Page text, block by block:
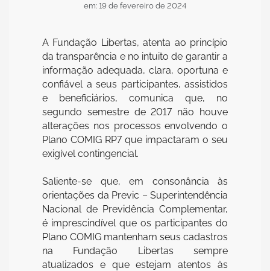
em: 19 de fevereiro de 2024
A Fundação Libertas, atenta ao princípio
da transparência e no intuito de garantir a
informação adequada, clara, oportuna e
confiável a seus participantes, assistidos
e beneficiários, comunica que, no
segundo semestre de 2017 não houve
alterações nos processos envolvendo o
Plano COMIG RP7 que impactaram o seu
exigível contingencial.
Saliente-se que, em consonância às
orientações da Previc – Superintendência
Nacional de Previdência Complementar,
é imprescindível que os participantes do
Plano COMIG mantenham seus cadastros
na Fundação Libertas sempre
atualizados e que estejam atentos às